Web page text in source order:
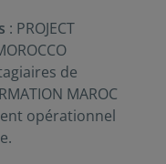
: PROJECT
de
MAROC
opérationnel